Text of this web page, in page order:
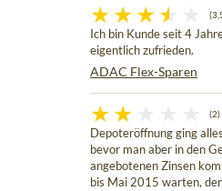
Ich bin Kunde seit 4
eigentlich zufrieden.
ADAC Flex-Sparen
(2)
Depoteröffnung ging
bevor man aber in den
angebotenen Zinsen
bis Mai 2015 warten,